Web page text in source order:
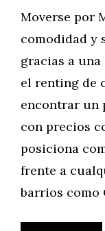
Moverse por
comodidad y
gracias a
el renting de
encontrar un
con precios
posiciona
frente a
barrios como